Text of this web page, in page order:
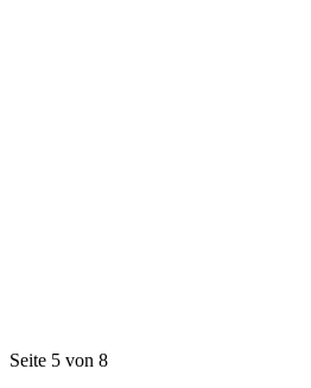
Seite 5 von 8